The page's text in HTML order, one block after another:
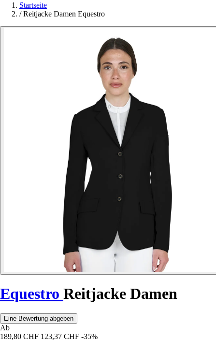
Startseite
/ Reitjacke Damen Equestro
Equestro Reitjacke Damen
Eine Bewertung abgeben
Ab
189,80 CHF 123,37 CHF -35%